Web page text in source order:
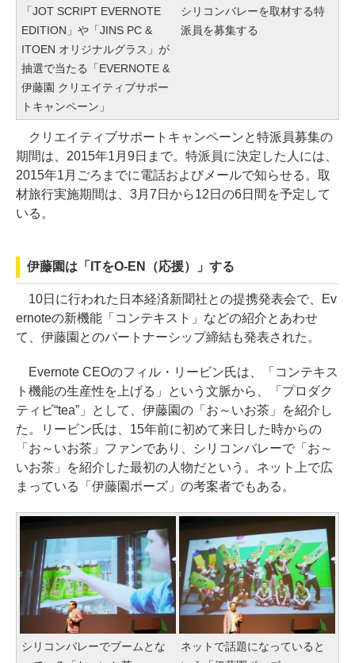
「JOT SCRIPT EVERNOTE
EDITION」や「JINS PC &
ITOEN オリジナルグラス」が
抽選で当たる「EVERNOTE &
伊藤園 クリエイティブサポー
トキャンペーン」
シリコンバレーを取材する特
派員を募集する
クリエイティブサポートキャンペーンと特派員募集の
期間は、2015年1月9日まで。特派員に決定した人には、
2015年1月ごろまでに電話およびメールで知らせる。取
材旅行実施期間は、3月7日から12日の6日間を予定して
いる。
伊藤園は「ITをO-EN（応援）」する
10日に行われた日本経済新聞社との提携発表会で、Ev
ernoteの新機能「コンテキスト」などの紹介とあわせ
て、伊藤園とのパートナーシップ締結も発表された。
Evernote CEOのフィル・リービン氏は、「コンテキス
ト機能の生産性を上げる」という文脈から、「プロダク
ティビ“tea”」として、伊藤園の「お～いお茶」を紹介し
た。リービン氏は、15年前に初めて来日した時からの
「お～いお茶」ファンであり、シリコンバレーで「お～
いお茶」を紹介した最初の人物だという。ネット上で広
まっている「伊藤園ポーズ」の考案者でもある。
シリコンバレーでブームとな
ネットで話題になっていると